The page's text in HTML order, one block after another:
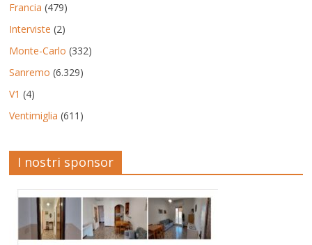
Francia (479)
Interviste (2)
Monte-Carlo (332)
Sanremo (6.329)
V1 (4)
Ventimiglia (611)
I nostri sponsor